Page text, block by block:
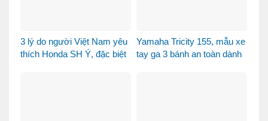
3 lý do người Việt Nam yêu
thích Honda SH Ý, đặc biệt
Yamaha Tricity 155, mẫu xe
tay ga 3 bánh an toàn dành